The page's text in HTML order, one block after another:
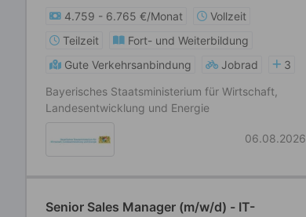
(m/w/d)
4.759 - 6.765 €/Monat
Vollzeit
Teilzeit
Fort- und Weiterbildung
Gute Verkehrsanbindung
Jobrad
3
Bayerisches Staatsministerium für Wirtschaft,
Landesentwicklung und Energie
06.08.2026
Senior Sales Manager (m/w/d) - IT-